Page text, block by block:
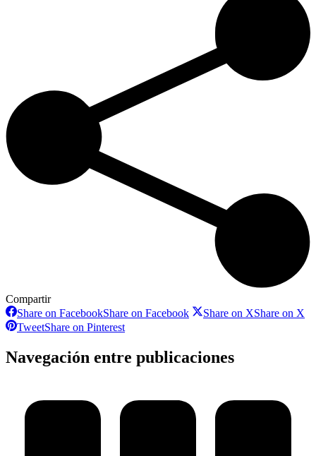
Compartir
Share on FacebookShare on Facebook Share on XShare on X
TweetShare on Pinterest
Navegación entre publicaciones